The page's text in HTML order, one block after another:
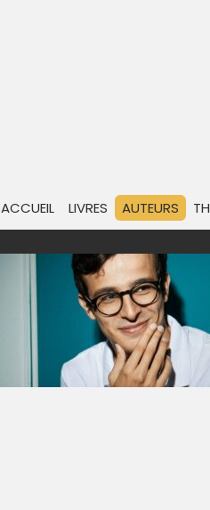
ACCUEIL LIVRES AUTEURS
Paul El Kharrat est né le 2
devenu un candidat de jeu
participant 153 fois à